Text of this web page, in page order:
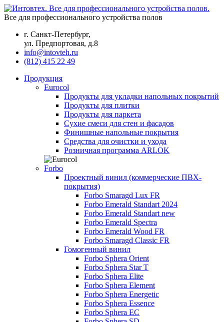
Все для профессионального устройства полов
г. Санкт-Петербург,
ул. Предпортовая, д.8
info@intovteh.ru
(812) 415 22 49
Продукция
Eurocol
Продукты для укладки напольных покрытий
Продукты для плитки
Продукты для паркета
Сухие смеси для стен и фасадов
Финишные напольные покрытия
Средства для очистки и ухода
Розничная программа ARLOK
Forbo
Проектный винил (коммерческие ПВХ-
покрытия)
Forbo Smaragd Lux FR
Forbo Emerald Standart 2024
Forbo Emerald Standart new
Forbo Emerald Spectra
Forbo Emerald Wood FR
Forbo Smaragd Classic FR
Гомогенный винил
Forbo Sphera Orient
Forbo Sphera Star T
Forbo Sphera Elite
Forbo Sphera Element
Forbo Sphera Energetic
Forbo Sphera Essence
Forbo Sphera EC